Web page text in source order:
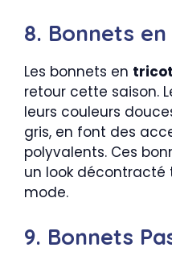
8. Bonnets
Les bonnets en
retour cette saison.
leurs couleurs
gris, en font des
polyvalents. Ces
un look
mode.
9. Bonnets